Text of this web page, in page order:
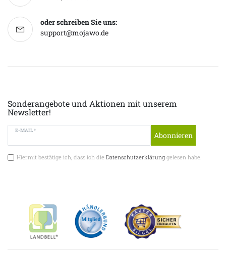
oder schreiben Sie uns:
support@mojawo.de
Sonderangebote und Aktionen mit unserem
Newsletter!
E-MAIL *
Abonnieren
Hiermit bestätige ich, dass ich die Datenschutzerklärunggelesen habe.